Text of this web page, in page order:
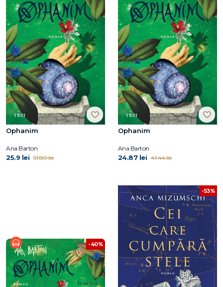
Ophanim
Ana Barton
25.9 lei 51.80 lei
Ophanim
Ana Barton
24.87 lei 41.44 lei
-40%
-53%